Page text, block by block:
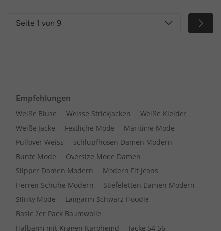
Seite 1 von 9
Empfehlungen
Weiße Bluse Weisse Strickjacken
Weiße Kleider
Weiße Jacke
Festliche Mode
Maritime Mode
Pullover Weiss
Schlupfhosen Damen Modern
Bunte Mode
Oversize Mode Damen
Slipper Damen Modern
Modern Fit Jeans
Herren Schuhe Modern
Stiefeletten Damen Modern
Slinky Mode
Langarm Schwarz Hoodie
Basic 2er Pack Baumwolle
Halbarm mit Kragen Karohemd
Jacke 54 56